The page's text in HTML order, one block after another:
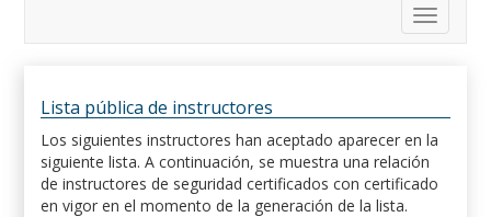
Lista pública de instructores
Los siguientes instructores han aceptado aparecer en la
siguiente lista. A continuación, se muestra una relación
de instructores de seguridad certificados con certificado
en vigor en el momento de la generación de la lista.